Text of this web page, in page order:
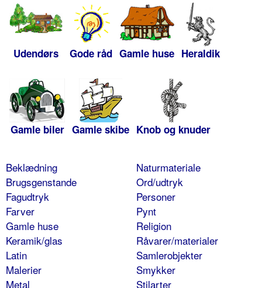
Udendørs Gode råd Gamle huse Heraldik
Gamle biler Gamle skibe Knob og knuder
Beklædning
Brugsgenstande
Fagudtryk
Farver
Gamle huse
Keramik/glas
Latin
Malerier
Metal
Naturmateriale
Ord/udtryk
Personer
Pynt
Religion
Råvarer/materialer
Samlerobjekter
Smykker
Stilarter